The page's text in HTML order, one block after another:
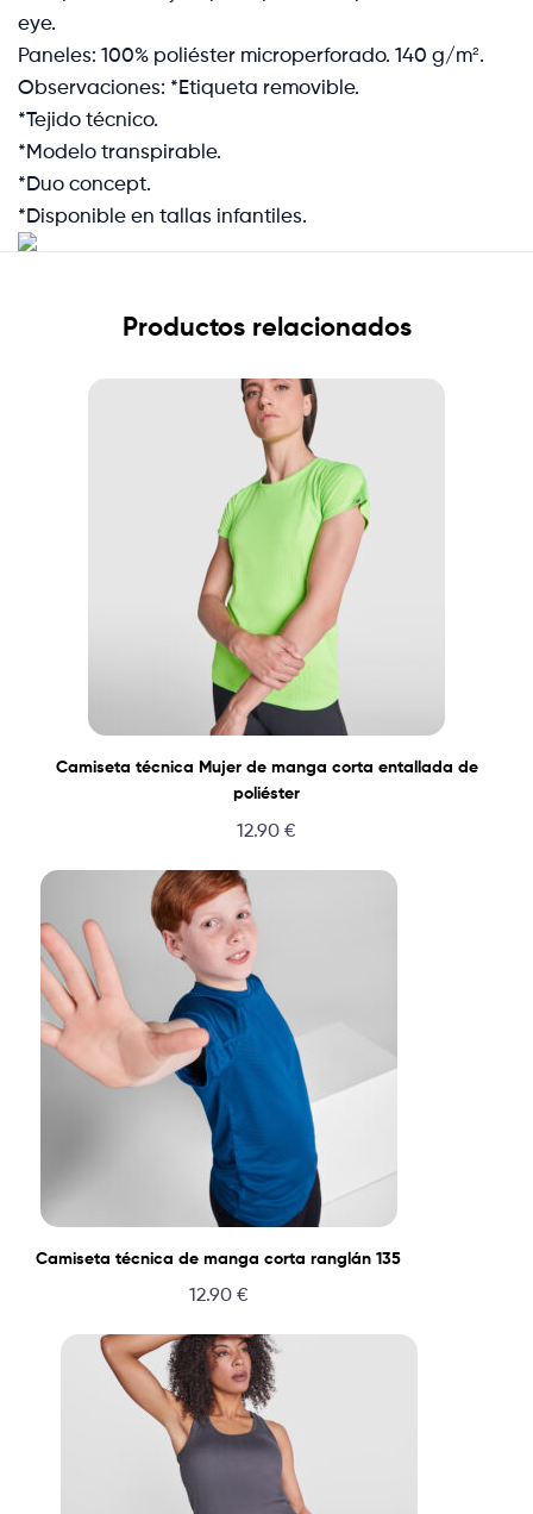
eye.
Paneles: 100% poliéster microperforado. 140 g/m².
Observaciones: *Etiqueta removible.
*Tejido técnico.
*Modelo transpirable.
*Duo concept.
*Disponible en tallas infantiles.
Productos relacionados
Camiseta técnica Mujer de manga corta entallada de
poliéster
12.90 €
Camiseta técnica de manga corta ranglán 135
12.90 €